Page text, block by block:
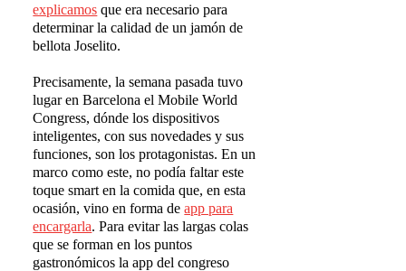
explicamos que era necesario para
determinar la calidad de un jamón de
bellota Joselito.
Precisamente, la semana pasada tuvo
lugar en Barcelona el Mobile World
Congress, dónde los dispositivos
inteligentes, con sus novedades y sus
funciones, son los protagonistas. En un
marco como este, no podía faltar este
toque smart en la comida que, en esta
ocasión, vino en forma deapp para
encargarla. Para evitar las largas colas
que se forman en los puntos
gastronómicos la app del congreso